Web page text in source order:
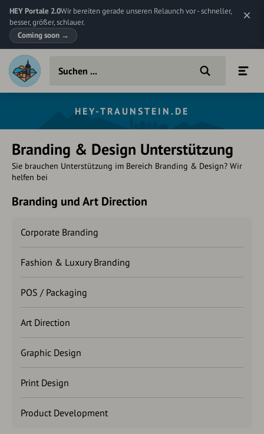
HEY Portale 2.0Wir bereiten gerade unseren Relaunch vor - schneller,
besser, größer, schlauer.
Coming soon →
HEY-TRAUNSTEIN.DE
Branding & Design Unterstützung
Sie brauchen Unterstützung im Bereich Branding & Design? ​​​​​​Wir
helfen bei
Branding und Art Direction
Corporate Branding
Fashion & Luxury Branding
POS / Packaging
Art Direction
Graphic Design
Print Design
Product Development